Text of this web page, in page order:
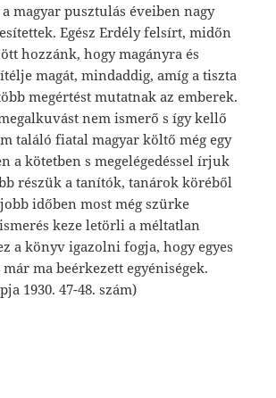
magyar pusztulás éveiben nagy
Egész Erdély felsírt, midőn
hozzánk, hogy magányra és
magát, mindaddig, amíg a tiszta
megértést mutatnak az emberek.
nem ismerő s így kellő
találó fiatal magyar költő még egy
a kötetben s megelégedéssel írjuk
részük a tanítók, tanárok köréből
időben most még szürke
keze letörli a méltatlan
a könyv igazolni fogja, hogy egyes
ma beérkezett egyéniségek.
1930. 47-48. szám)